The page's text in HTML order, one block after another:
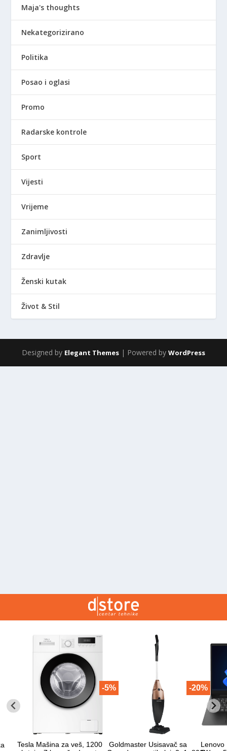
Maja's thoughts
Nekategorizirano
Politika
Posao i oglasi
Promo
Radarske kontrole
Sport
Vijesti
Vrijeme
Zanimljivosti
Zdravlje
Ženski kutak
Život & Stil
Designed by Elegant Themes | Powered by WordPress